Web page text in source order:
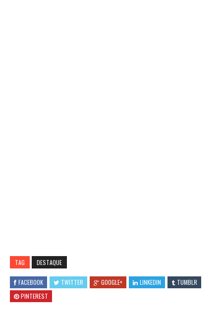
TAG DESTAQUE
FACEBOOK TWITTER GOOGLE+ LINKEDIN
TUMBLR
PINTEREST